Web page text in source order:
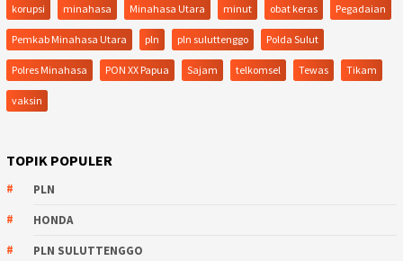
korupsi minahasa Minahasa Utara minut obat keras Pegadaian
Pemkab Minahasa Utara pln pln suluttenggo Polda Sulut
Polres Minahasa PON XX Papua Sajam telkomsel Tewas Tikam
vaksin
TOPIK POPULER
PLN
HONDA
PLN SULUTTENGGO